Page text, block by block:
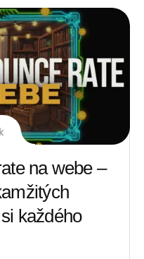
na webe –
každého